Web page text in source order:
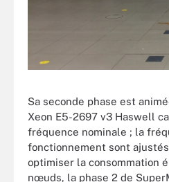
Sa seconde phase est
Xeon E5-2697 v3 Haswell
fréquence nominale ; la
fonctionnement sont
optimiser la consommation
nœuds, la phase 2 de